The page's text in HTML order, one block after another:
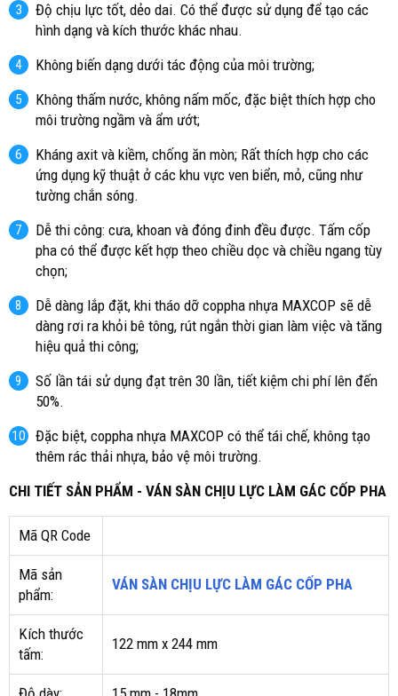
Độ chịu lực tốt, dẻo dai. Có thể được sử dụng để tạo các
hình dạng và kích thước khác nhau.
Không biến dạng dưới tác động của môi trường;
Không thấm nước, không nấm mốc, đặc biệt thích hợp cho
môi trường ngầm và ẩm ướt;
Kháng axit và kiềm, chống ăn mòn; Rất thích hợp cho các
ứng dụng kỹ thuật ở các khu vực ven biển, mỏ, cũng như
tường chắn sóng.
Dễ thi công: cưa, khoan và đóng đinh đều được. Tấm cốp
pha có thể được kết hợp theo chiều dọc và chiều ngang tùy
chọn;
Dễ dàng lắp đặt, khi tháo dỡ coppha nhựa MAXCOP sẽ dễ
dàng rơi ra khỏi bê tông, rút ngắn thời gian làm việc và tăng
hiệu quả thi công;
Số lần tái sử dụng đạt trên 30 lần, tiết kiệm chi phí lên đến
50%.
Đặc biệt, coppha nhựa MAXCOP có thể tái chế, không tạo
thêm rác thải nhựa, bảo vệ môi trường.
CHI TIẾT SẢN PHẨM - VÁN SÀN CHỊU LỰC LÀM GÁC CỐP PHA
Mã QR Code
Mã sản
phẩm:
VÁN SÀN CHỊU LỰC LÀM GÁC CỐP PHA
Kích thước
tấm:
122 mm x 244 mm